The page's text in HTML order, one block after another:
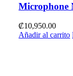
Microphone
₡10,950.00
Añadir al carrito